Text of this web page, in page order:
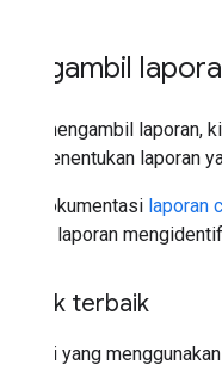
Mengambil
Untuk mengambil laporan,
yang menentukan laporan
Lihat dokumentasi laporan
definisi laporan
Praktik terbaik
Aplikasi yang